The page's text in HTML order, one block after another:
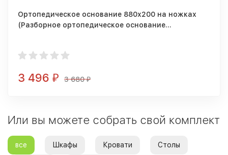
Ортопедическое основание 880х200 на ножках
(Разборное ортопедическое основание
3 496 ₽ 3 680₽
Или вы можете собрать свой комплект
все Шкафы Кровати Столы